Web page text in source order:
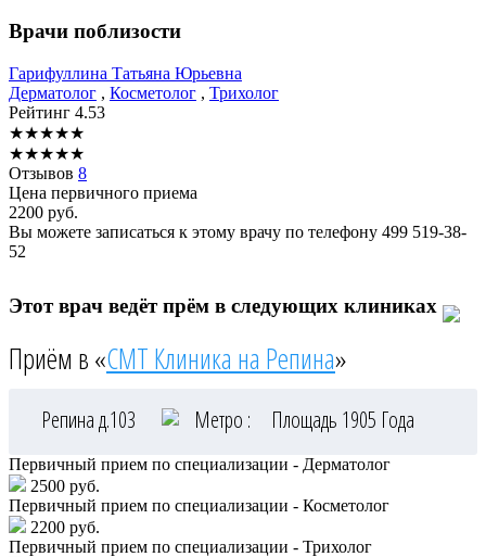
Врачи поблизости
Гарифуллина Татьяна Юрьевна
Дерматолог , Косметолог , Трихолог
Рейтинг 4.53
★★★★★
★★★★★
Отзывов 8
Цена первичного приема
2200 руб.
Вы можете записаться к этому врачу по телефону 499 519-38-
52
Этот врач ведёт прём в следующих клиниках
Приём в «СМТ Клиника на Репина»
Репина д.103 Метро : Площадь 1905 Года
Первичный прием по специализации - Дерматолог
2500 руб.
Первичный прием по специализации - Косметолог
2200 руб.
Первичный прием по специализации - Трихолог